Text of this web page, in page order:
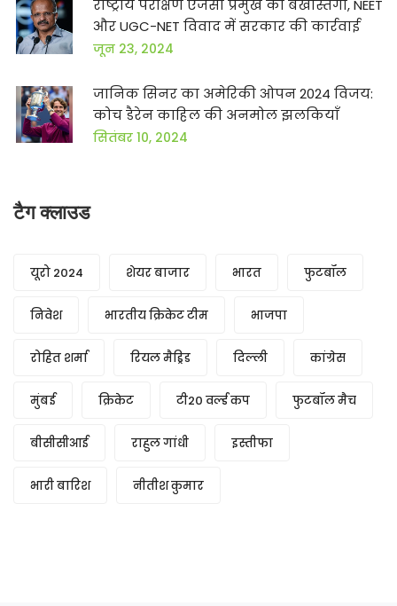
राष्ट्रीय परीक्षण एजेंसी प्रमुख की बर्खास्तगी, NEET
और UGC-NET विवाद में सरकार की कार्रवाई
जून 23, 2024
जानिक सिनर का अमेरिकी ओपन 2024 विजय:
कोच डैरेन काहिल की अनमोल झलकियाँ
सितंबर 10, 2024
टैग क्लाउड
यूरो 2024 शेयर बाजार भारत फुटबॉल
निवेश भारतीय क्रिकेट टीम भाजपा
रोहित शर्मा रियल मैड्रिड दिल्ली कांग्रेस
मुंबई क्रिकेट टी20 वर्ल्ड कप फुटबॉल मैच
बीसीसीआई राहुल गांधी इस्तीफा
भारी बारिश नीतीश कुमार